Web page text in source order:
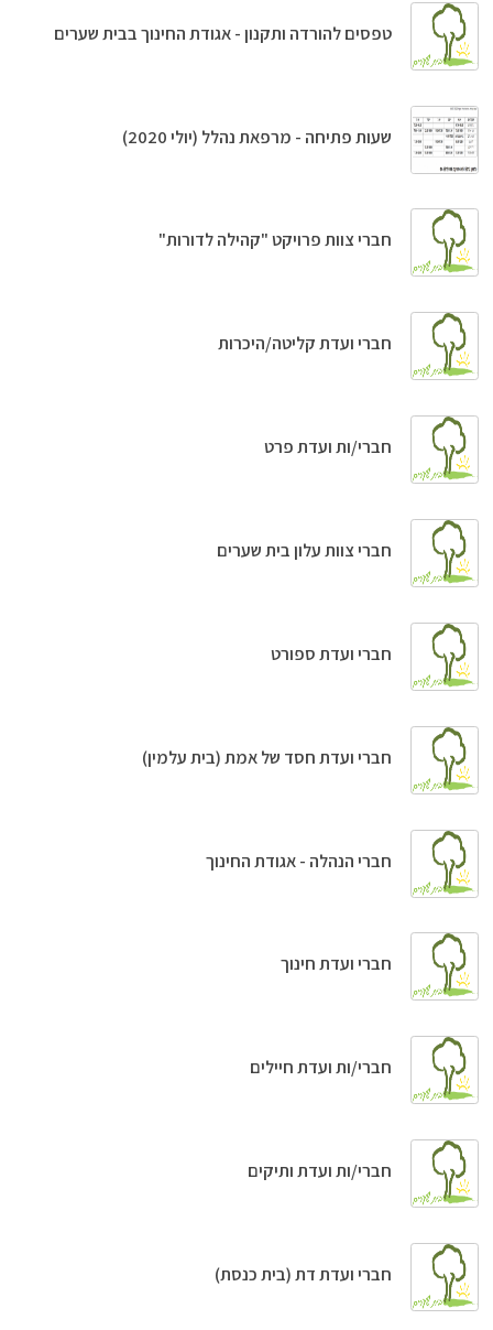
טפסים להורדה ותקנון - אגודת החינוך בבית שערים
שעות פתיחה - מרפאת נהלל (יולי 2020)
חברי צוות פרויקט "קהילה לדורות"
חברי ועדת קליטה/היכרות
חברי/ות ועדת פרט
חברי צוות עלון בית שערים
חברי ועדת ספורט
חברי ועדת חסד של אמת (בית עלמין)
חברי הנהלה - אגודת החינוך
חברי ועדת חינוך
חברי/ות ועדת חיילים
חברי/ות ועדת ותיקים
חברי ועדת דת (בית כנסת)